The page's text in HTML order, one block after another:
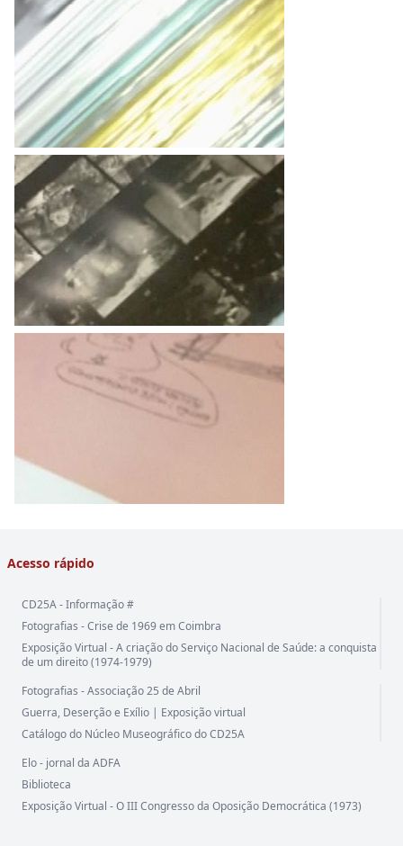
Acesso rápido
CD25A - Informação #
Fotografias - Crise de 1969 em Coimbra
Exposição Virtual - A criação do Serviço Nacional de Saúde: a conquista
de um direito (1974-1979)
Fotografias - Associação 25 de Abril
Guerra, Deserção e Exílio | Exposição virtual
Catálogo do Núcleo Museográfico do CD25A
Elo - jornal da ADFA
Biblioteca
Exposição Virtual - O III Congresso da Oposição Democrática (1973)